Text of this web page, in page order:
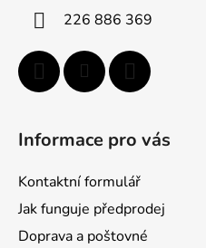
226 886 369
Informace pro vás
Kontaktní formulář
Jak funguje předprodej
Doprava a poštovné